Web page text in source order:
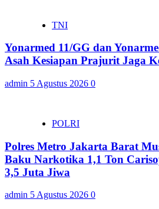
TNI
Yonarmed 11/GG dan
Asah Kesiapan Prajurit Jaga
admin 5 Agustus 2026 0
POLRI
Polres Metro Jakarta Barat
Baku Narkotika 1,1 Ton
3,5 Juta Jiwa
admin 5 Agustus 2026 0